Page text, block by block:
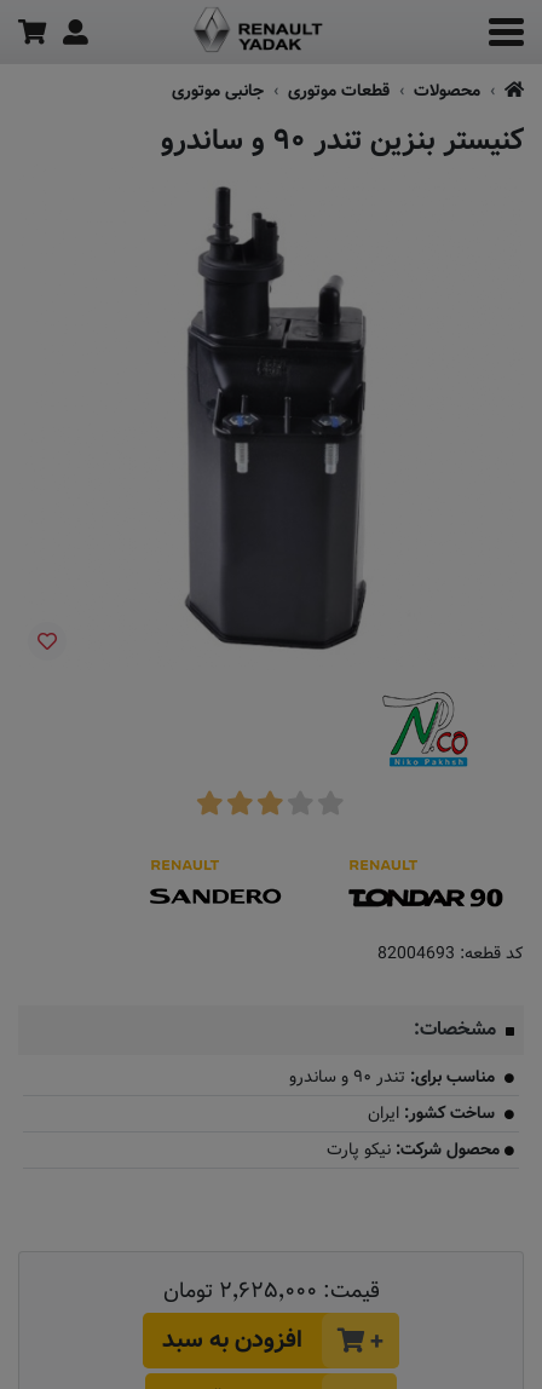
محصولات قطعات موتوری جانبی موتوری
کنیستر بنزین تندر ۹۰ و ساندرو
کد قطعه: 82004693
مشخصات:
مناسب برای: تندر ۹۰ و ساندرو
ساخت کشور: ایران
محصول شرکت: نیکو پارت
قیمت: ۲٬۶۲۵٬۰۰۰ تومان
+
افزودن به سبد